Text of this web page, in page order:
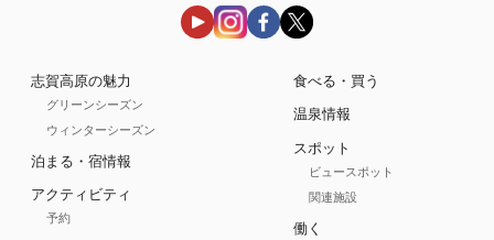
志賀高原の魅力
グリーンシーズン
ウィンターシーズン
泊まる・宿情報
アクティビティ
予約
食べる・買う
温泉情報
スポット
ビュースポット
関連施設
働く